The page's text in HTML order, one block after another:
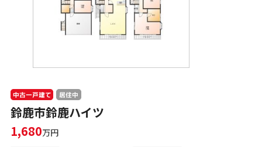
中古一戸建て 居住中
鈴鹿市鈴鹿ハイツ
1,680万円